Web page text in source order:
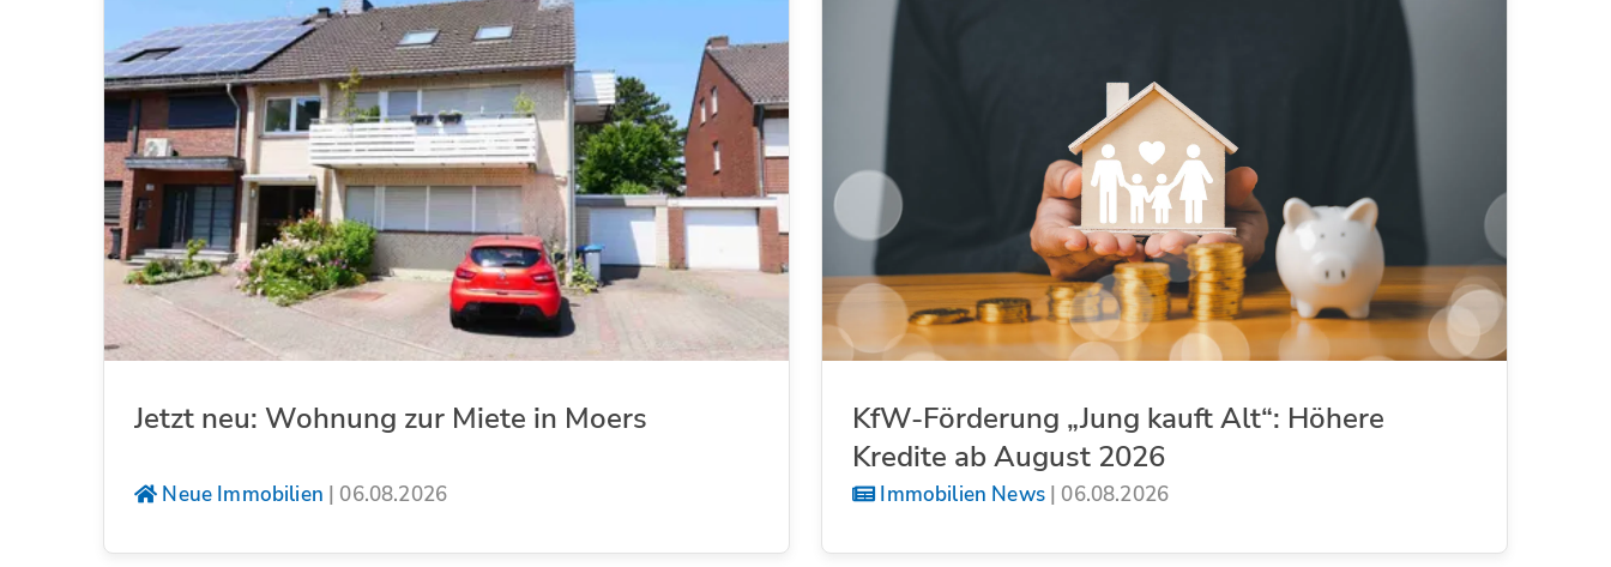
Jetzt neu: Wohnung zur Miete in Moers
Neue Immobilien | 06.08.2026
KfW-Förderung „Jung kauft Alt“: Höhere
Kredite ab August 2026
Immobilien News| 06.08.2026